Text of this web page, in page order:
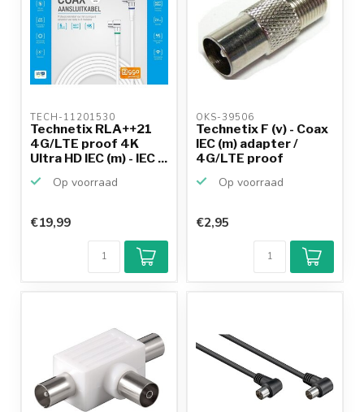
TECH-11201530
Technetix RLA++21
4G/LTE proof 4K
Ultra HD IEC (m) - IEC ...
Op voorraad
€19,99
OKS-39506
Technetix F (v) - Coax
IEC (m) adapter /
4G/LTE proof
Op voorraad
€2,95